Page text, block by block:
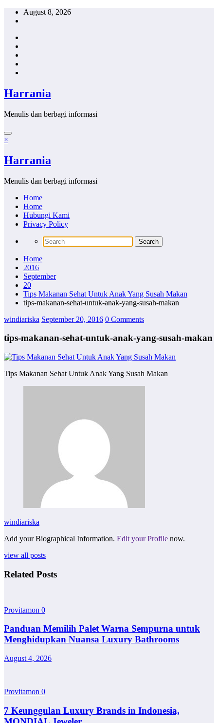
Skip
August 8, 2026
Harrania
Menulis dan berbagi informasi
×
Harrania
Menulis dan berbagi informasi
Home
Home
Hubungi Kami
Privacy Policy
Home
2016
September
20
Tips Makanan Sehat Untuk Anak Yang Susah Makan
tips-makanan-sehat-untuk-anak-yang-susah-makan
windiariska September 20, 2016 0 Comments
tips-makanan-sehat-untuk-anak-yang-susah-makan
Tips Makanan Sehat Untuk Anak Yang Susah Makan
windiariska
Add your Biographical Information. Edit your Profile now.
view all posts
Related Posts
Provitamon 0
Panduan Memilih Palet Warna Sempurna untuk
Menghidupkan Nuansa Luxury Bathrooms
August 4, 2026
Provitamon 0
7 Keunggulan Luxury Brands in Indonesia,